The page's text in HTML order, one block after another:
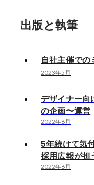
出版と執筆
自社主催で
2023年5月
デザイナー向
の企画〜運営
2022年8月
5年続けて気
採用広報が担
2022年6月